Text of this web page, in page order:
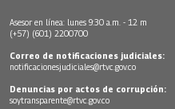
Asesor en línea: lunes 9:30 a.m. - 12 m
(+57) (601) 2200700
Correo de notificaciones judiciales:
notificacionesjudiciales@rtvc.gov.co
Denuncias por actos de corrupción:
soytransparente@rtvc.gov.co